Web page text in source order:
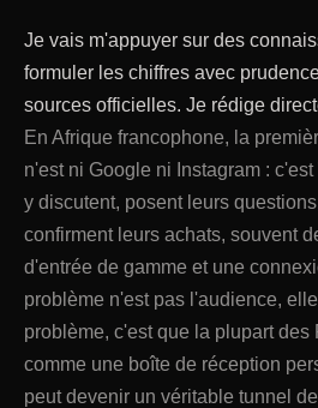
Je vais m'appuyer sur des
formuler les chiffres avec
sources officielles. Je rédige
En Afrique francophone, la
n'est ni Google ni Instagram :
y discutent, posent leurs
confirment leurs achats, souvent
d'entrée de gamme et une
problème n'est pas l'audience,
problème, c'est que la plupart des
comme une boîte de réception
peut devenir un véritable tunnel